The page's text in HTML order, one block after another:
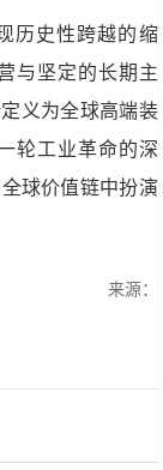
历史性跨越的缩
与坚定的长期主
义为全球高端装
轮工业革命的深
球价值链中扮演
来源：